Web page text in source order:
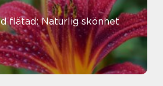
flätad: Naturlig skönhet